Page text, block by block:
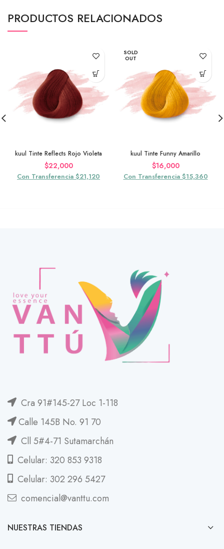
PRODUCTOS RELACIONADOS
kuul Tinte Reflects Rojo Violeta
$22,000
Con Transferencia $21,120
SOLD
OUT
kuul Tinte Funny Amarillo
$16,000
Con Transferencia $15,360
Cra 91#145-27 Loc 1-118
Calle 145B No. 91 70
Cll 5#4-71 Sutamarchán
Celular: 320 853 9318
Celular: 302 296 5427
comencial@vanttu.com
NUESTRAS TIENDAS